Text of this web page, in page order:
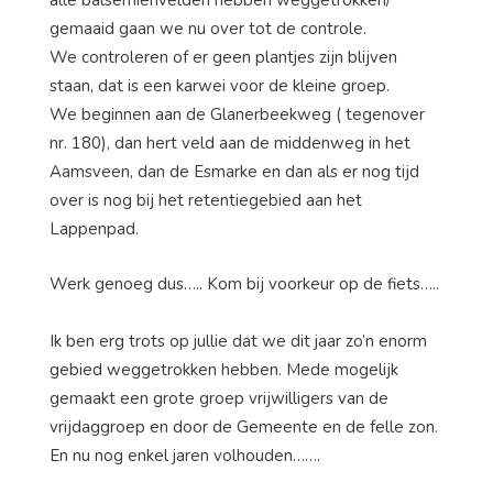
gemaaid gaan we nu over tot de controle.
We controleren of er geen plantjes zijn blijven
staan, dat is een karwei voor de kleine groep.
We beginnen aan de Glanerbeekweg ( tegenover
nr. 180), dan hert veld aan de middenweg in het
Aamsveen, dan de Esmarke en dan als er nog tijd
over is nog bij het retentiegebied aan het
Lappenpad.
Werk genoeg dus….. Kom bij voorkeur op de fiets…..
Ik ben erg trots op jullie dat we dit jaar zo’n enorm
gebied weggetrokken hebben. Mede mogelijk
gemaakt een grote groep vrijwilligers van de
vrijdaggroep en door de Gemeente en de felle zon.
En nu nog enkel jaren volhouden…….